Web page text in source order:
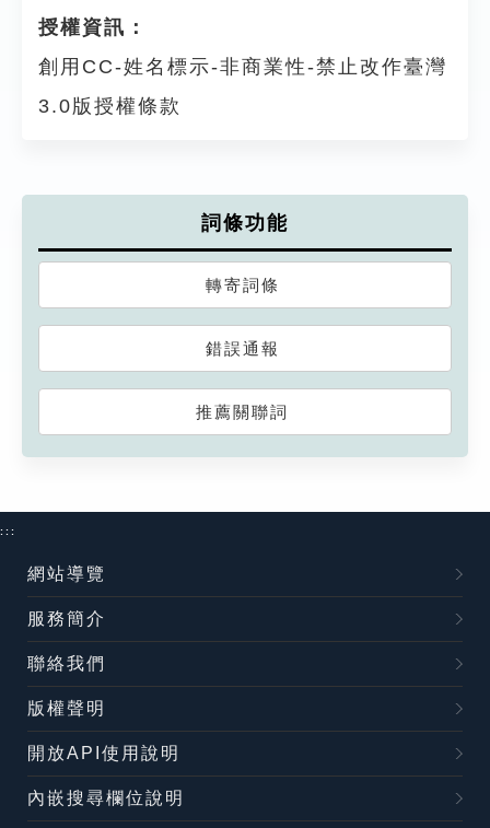
授權資訊：
創用CC-姓名標示-非商業性-禁止改作臺灣
3.0版授權條款
詞條功能
轉寄詞條
錯誤通報
推薦關聯詞
:::
網站導覽
服務簡介
聯絡我們
版權聲明
開放API使用說明
內嵌搜尋欄位說明